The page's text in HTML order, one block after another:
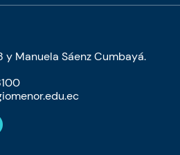
y Manuela Sáenz Cumbayá.